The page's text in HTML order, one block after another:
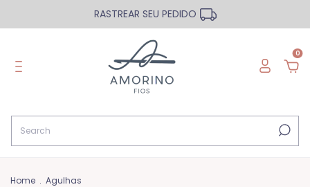
RASTREAR SEU PEDIDO
0
Home . Agulhas